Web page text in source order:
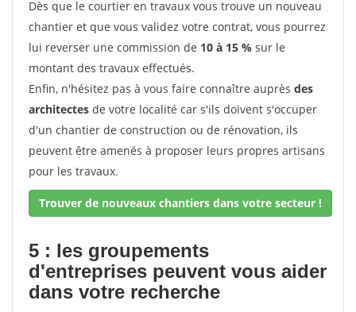
Dès que le courtier en travaux vous trouve un nouveau
chantier et que vous validez votre contrat, vous pourrez
lui reverser une commission de 10 à 15 % sur le
montant des travaux effectués.
Enfin, n'hésitez pas à vous faire connaître auprès des
architectes de votre localité car s'ils doivent s'occuper
d'un chantier de construction ou de rénovation, ils
peuvent être amenés à proposer leurs propres artisans
pour les travaux.
Trouver de nouveaux chantiers dans votre secteur !
5 : les groupements
d'entreprises peuvent vous aider
dans votre recherche